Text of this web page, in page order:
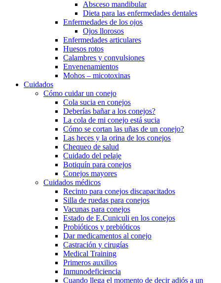
Absceso mandibular
Dieta para las enfermedades dentales
Enfermedades de los ojos
Ojos llorosos
Enfermedades articulares
Huesos rotos
Calambres y convulsiones
Envenenamientos
Mohos – micotoxinas
Cuidados
Cómo cuidar un conejo
Cola sucia en conejos
Deberías bañar a los conejos?
La cola de mi conejo está sucia
Cómo se cortan las uñas de un conejo?
Las heces y la orina de los conejos
Chequeo de salud
Cuidado del pelaje
Botiquín para conejos
Conejos mayores
Cuidados médicos
Recinto para conejos discapacitados
Silla de ruedas para conejos
Vacunas para conejos
Estado de E.Cuniculi en los conejos
Probióticos y prebióticos
Dar medicamentos al conejo
Castración y cirugías
Medical Training
Primeros auxilios
Inmunodeficiencia
Cuando llega el momento de decir adiós a un